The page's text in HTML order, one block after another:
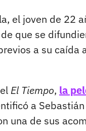
el joven de 22
que se
a su caída
El Tiempo, la
a
una de sus